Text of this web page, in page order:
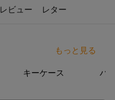
レビュー レター
もっと見る
キーケース